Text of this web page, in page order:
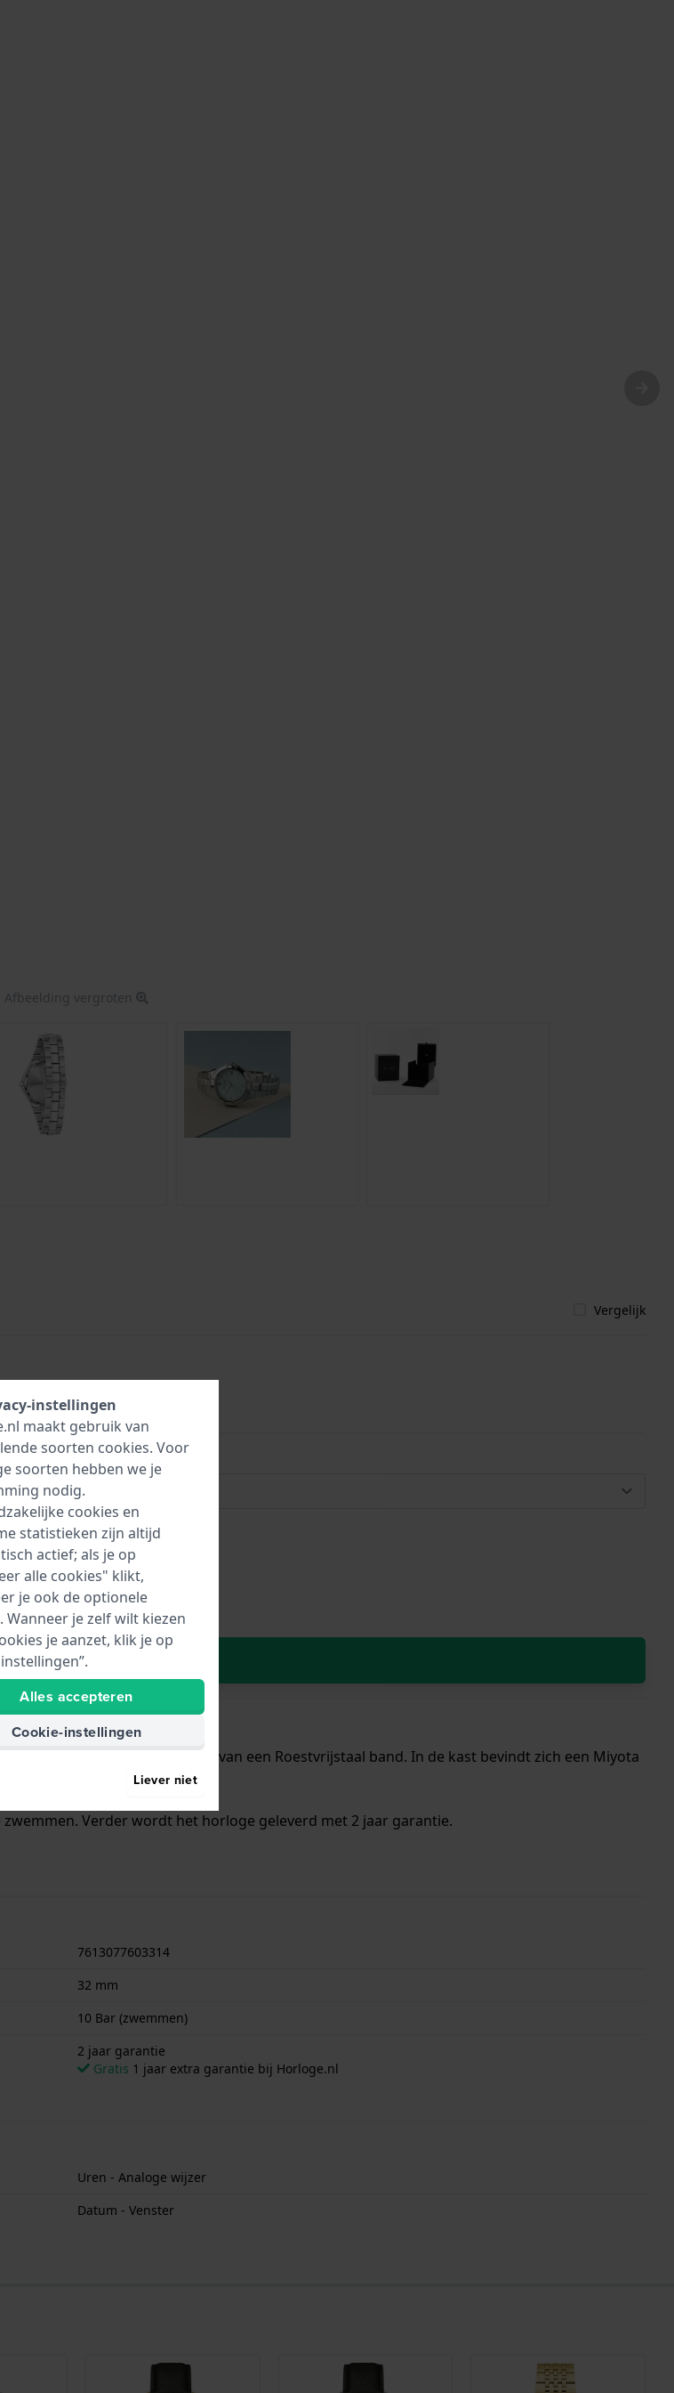
Afbeelding vergroten
Vergelijk
meer:
In Winkelwagen
van 32 mm en is voorzien van een Roestvrijstaal band. In de kast bevindt zich een Miyota
Verder wordt het horloge geleverd met 2 jaar garantie.
7613077603314
32 mm
10 Bar (zwemmen)
2 jaar garantie
Gratis 1 jaar extra garantie bij Horloge.nl
Uren - Analoge wijzer
Datum - Venster
instellingen
maakt gebruik van
soorten cookies. Voor
soorten hebben we je
nodig.
cookies en
statistieken zijn altijd
actief; als je op
alle cookies" klikt,
je ook de optionele
Wanneer je zelf wilt kiezen
je aanzet, klik je op
Alles accepteren
Cookie-instellingen
Liever niet